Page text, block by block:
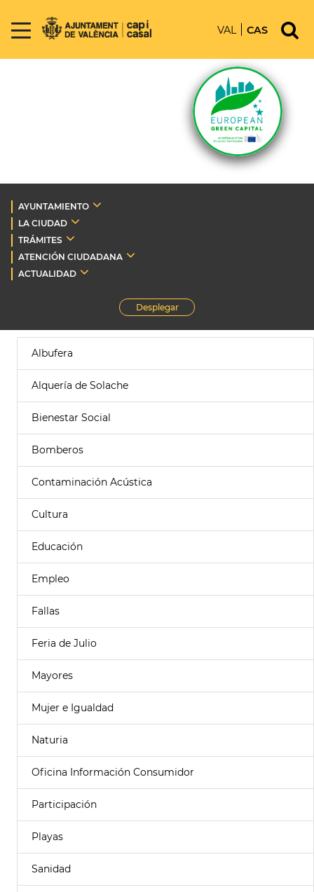
VAL CAS
AYUNTAMIENTO
LA CIUDAD
TRÁMITES
ATENCIÓN CIUDADANA
ACTUALIDAD
Desplegar
Albufera
Alquería de Solache
Bienestar Social
Bomberos
Contaminación Acústica
Cultura
Educación
Empleo
Fallas
Feria de Julio
Mayores
Mujer e Igualdad
Naturia
Oficina Información Consumidor
Participación
Playas
Sanidad